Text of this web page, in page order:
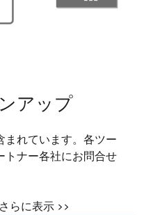
アップ
れています。各ツー
トナー各社にお問合せ
らに表示 >>